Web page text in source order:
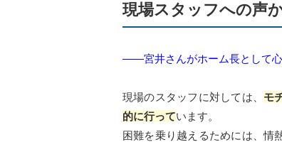
現場スタッフへの声
――宮井さんがホーム長として心
現場のスタッフに対しては、 モ
的に行っています。
困難を乗り越えるためには、情